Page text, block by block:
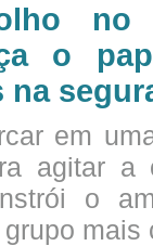
no
o
na
em
agitar a
o
mais